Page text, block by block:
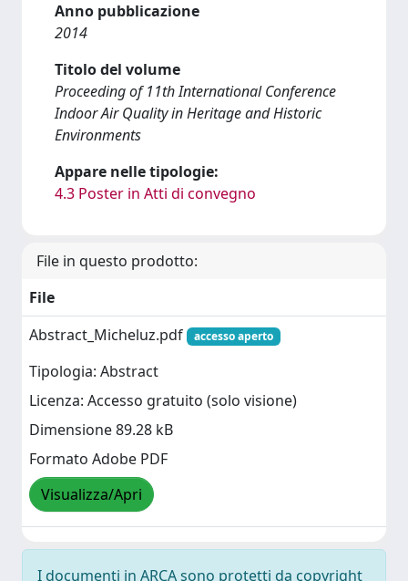
Anno pubblicazione
2014
Titolo del volume
Proceeding of 11th International Conference
Indoor Air Quality in Heritage and Historic
Environments
Appare nelle tipologie:
4.3 Poster in Atti di convegno
File in questo prodotto:
File
Abstract_Micheluz.pdf
accesso aperto
Tipologia: Abstract
Licenza: Accesso gratuito (solo visione)
Dimensione 89.28 kB
Formato Adobe PDF
Visualizza/Apri
I documenti in ARCA sono protetti da copyright